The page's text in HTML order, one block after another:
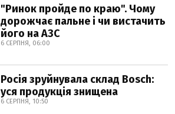
"Ринок пройде по краю". Чому
дорожчає пальне і чи вистачить
його на АЗС
6 СЕРПНЯ, 06:00
Росія зруйнувала склад Bosch:
уся продукція знищена
6 СЕРПНЯ, 10:50